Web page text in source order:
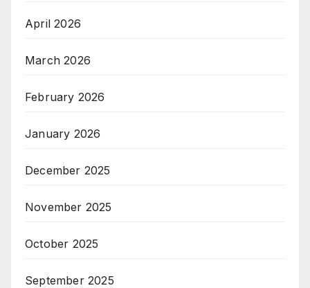
April 2026
March 2026
February 2026
January 2026
December 2025
November 2025
October 2025
September 2025